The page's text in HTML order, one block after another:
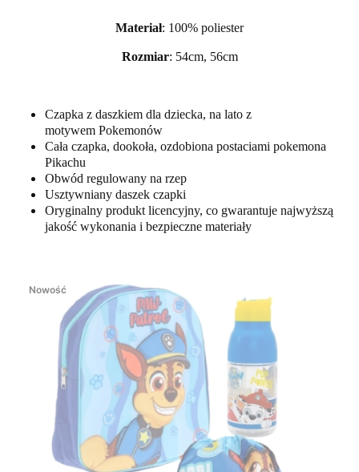
Materiał: 100% poliester
Rozmiar: 54cm, 56cm
Czapka z daszkiem dla dziecka, na lato z
motywem Pokemonów
Cała czapka, dookoła, ozdobiona postaciami pokemona
Pikachu
Obwód regulowany na rzep
Usztywniany daszek czapki
Oryginalny produkt licencyjny, co gwarantuje najwyższą
jakość wykonania i bezpieczne materiały
Nowość